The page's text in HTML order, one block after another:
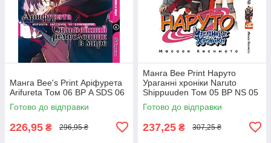
Манга Bee's Print Аріфурета
Arifureta Том 06 ВР A SDS 06
Готово до відправки
226,95 ₴ 296,95 ₴
Манга Bee Print Наруто
Ураганні хроніки Naruto
Shippuuden Том 05 ВР NS 05
Готово до відправки
237,25 ₴ 307,25 ₴